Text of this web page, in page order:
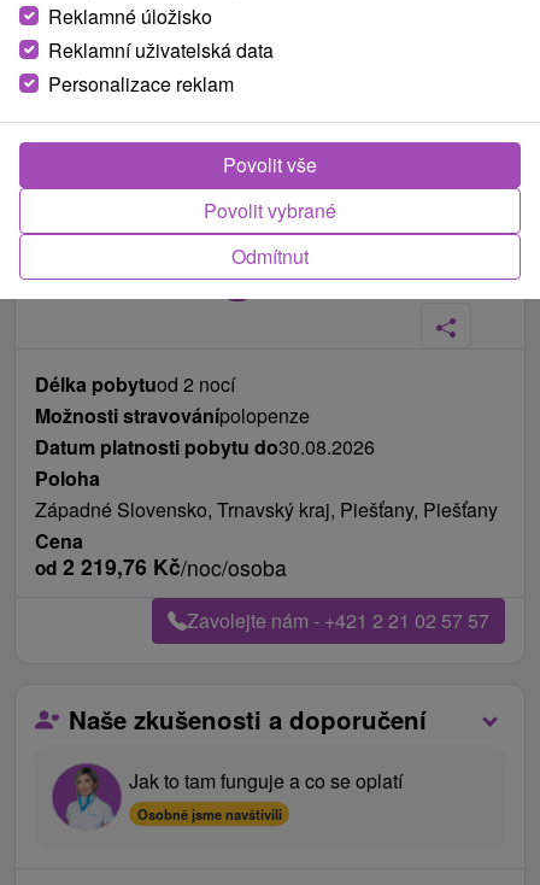
Fotografie od zákazníků+6
Délka pobytuod 2 nocí
Možnosti stravovánípolopenze
Datum platnosti pobytu do30.08.2026
Poloha
Západné Slovensko, Trnavský kraj, Piešťany, Piešťany
Cena
od 2 219,76 Kč/noc/osoba
Zavolejte nám - +421 2 21 02 57 57
Naše zkušenosti a doporučení
Jak to tam funguje a co se oplatí
Osobně jsme navštívili
Reklamné úložisko
Reklamní uživatelská data
Personalizace reklam
Odmítnut
Povolit vybrané
Povolit vše